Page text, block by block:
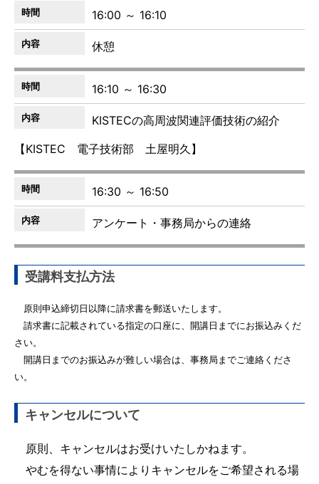
16:00 ～ 16:10
休憩
16:10 ～ 16:30
KISTECの高周波関連評価技術の紹介
【KISTEC 電子技術部 土屋明久】
16:30 ～ 16:50
アンケート・事務局からの連絡
受講料支払方法
原則申込締切日以降に請求書を郵送いたします。
請求書に記載されている指定の口座に、開講日までにお振込みくだ
さい。
開講日までのお振込みが難しい場合は、事務局までご連絡くださ
い。
キャンセルについて
原則、キャンセルはお受けいたしかねます。
やむを得ない事情によりキャンセルをご希望される場